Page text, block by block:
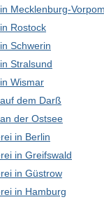
Mecklenburg-
Rostock
Schwerin
Stralsund
Wismar
dem Darß
der Ostsee
in Berlin
in Greifswald
in Güstrow
in Hamburg